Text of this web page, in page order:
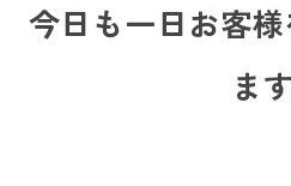
今日も一日お客
ます